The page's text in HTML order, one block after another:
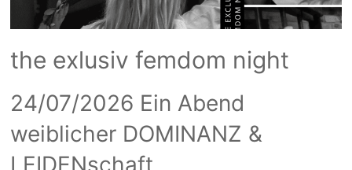
the exlusiv femdom night
24/07/2026 Ein Abend
weiblicher DOMINANZ &